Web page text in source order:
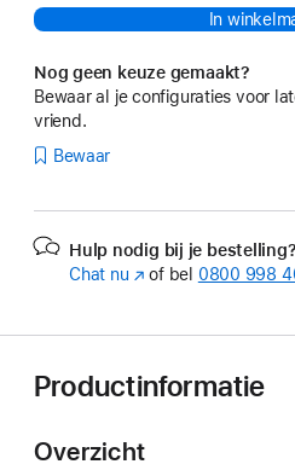
In
Nog geen keuze gemaakt?
Bewaar al je configuraties voor
vriend.
Bewaar
Hulp nodig bij je bestelling?
Chat nu (Wordt
of bel 0800 998
Productinformatie
Overzicht